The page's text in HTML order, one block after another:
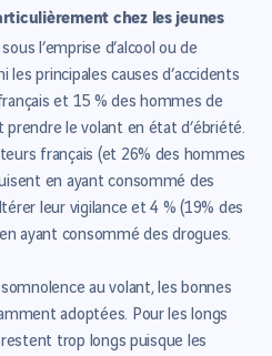
chez les jeunes
l’emprise d’alcool ou de
principales causes d’accidents
et 15 % des hommes de
le volant en état d’ébriété.
français (et 26% des hommes
en ayant consommé des
leur vigilance et 4 % (19% des
ayant consommé des drogues.
au volant, les bonnes
adoptées. Pour les longs
trop longs puisque les